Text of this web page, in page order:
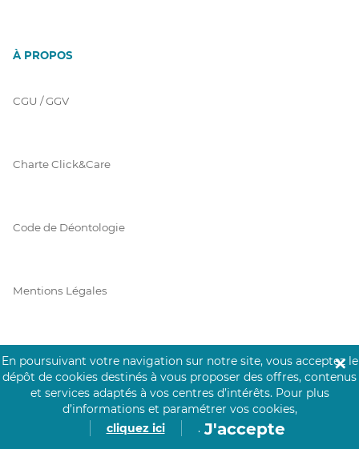
À PROPOS
CGU / GGV
Charte Click&Care
Code de Déontologie
Mentions Légales
Prérequis Click&Care
Protection des Données
En poursuivant votre navigation sur notre site, vous acceptez le
dépôt de cookies destinés à vous proposer des offres, contenus
et services adaptés à vos centres d’intérêts. Pour plus
d’informations et paramétrer vos cookies,
cliquez ici
. J'accepte
✕